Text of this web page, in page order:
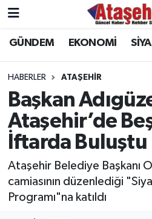
GÜNDEM EKONOMİ
HABERLER ATAŞEHİR
Başkan
Ataşehir’de
İftarda Buluştu
Ataşehir Belediye Başkanı
camiasının düzenlediği
Programı"na katıldı
Hava Durumu
Trafik Durumu
Süper Lig Puan Durumu
Tüm Manşetler
Son Dakika Haberleri
Haber Arşivi